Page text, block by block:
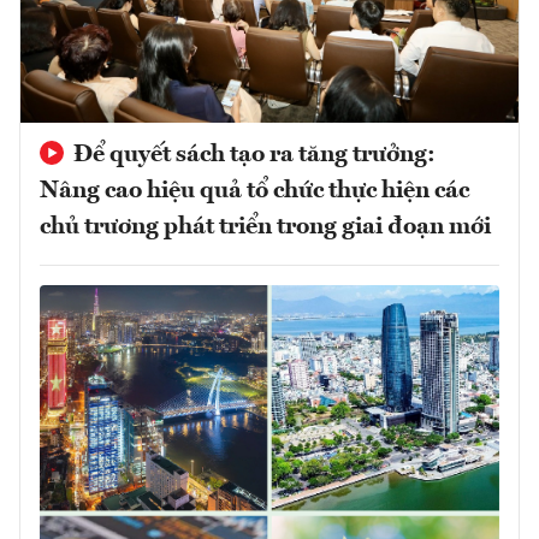
Để quyết sách tạo ra tăng trưởng:
Nâng cao hiệu quả tổ chức thực hiện các
chủ trương phát triển trong giai đoạn mới